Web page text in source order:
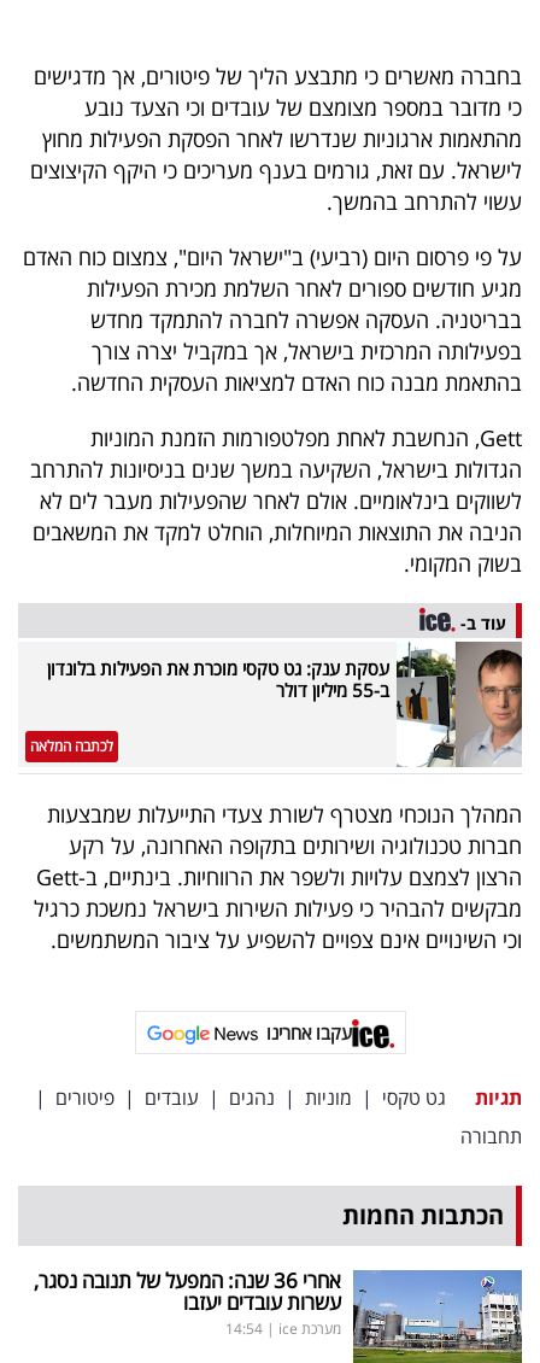
המילון
הכלכלי
פודקאסט
UNDER
40
שיתופי
פעולה
דרושים
ניוזלטרים
מייל
אדום
פרסמו
באייס
עקבו
בחברה מאשרים כי מתבצע הליך של פיטורים, אך מדגישים
כי מדובר במספר מצומצם של עובדים וכי הצעד נובע
מהתאמות ארגוניות שנדרשו לאחר הפסקת הפעילות מחוץ
לישראל. עם זאת, גורמים בענף מעריכים כי היקף הקיצוצים
עשוי להתרחב בהמשך.
על פי פרסום היום (רביעי) ב"ישראל היום", צמצום כוח האדם
מגיע חודשים ספורים לאחר השלמת מכירת הפעילות
בבריטניה. העסקה אפשרה לחברה להתמקד מחדש
בפעילותה המרכזית בישראל, אך במקביל יצרה צורך
בהתאמת מבנה כוח האדם למציאות העסקית החדשה.
Gett, הנחשבת לאחת מפלטפורמות הזמנת המוניות
הגדולות בישראל, השקיעה במשך שנים בניסיונות להתרחב
לשווקים בינלאומיים. אולם לאחר שהפעילות מעבר לים לא
הניבה את התוצאות המיוחלות, הוחלט למקד את המשאבים
בשוק המקומי.
עוד ב-
עסקת ענק: גט טקסי מוכרת את הפעילות בלונדון
ב-55 מיליון דולר
לכתבה המלאה
המהלך הנוכחי מצטרף לשורת צעדי התייעלות שמבצעות
חברות טכנולוגיה ושירותים בתקופה האחרונה, על רקע
הרצון לצמצם עלויות ולשפר את הרווחיות. בינתיים, ב-Gett
מבקשים להבהיר כי פעילות השירות בישראל נמשכת כרגיל
וכי השינויים אינם צפויים להשפיע על ציבור המשתמשים.
עקבו אחרינו
תגיות גט טקסי | מוניות | נהגים | עובדים | פיטורים |
תחבורה
הכתבות החמות
אחרי 36 שנה: המפעל של תנובה נסגר,
עשרות עובדים יעזבו
מערכת ice |
14:54